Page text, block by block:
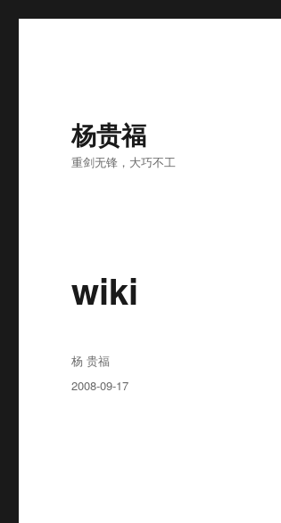
杨贵福
重剑无锋，大巧不工
wiki
Author
杨 贵福
Posted
2008-09-17